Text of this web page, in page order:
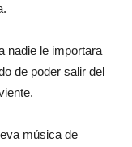
nadie le importara
de poder salir del
música de